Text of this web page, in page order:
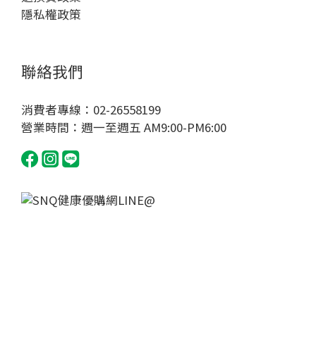
隱私權政策
聯絡我們
消費者專線：02-26558199
營業時間：週一至週五 AM9:00-PM6:00